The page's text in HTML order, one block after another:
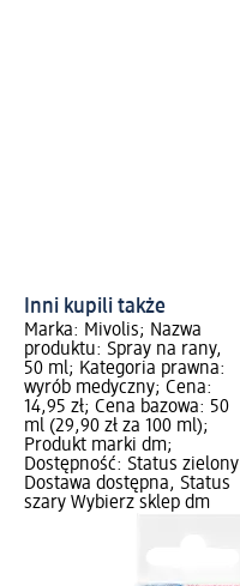
Inni kupili także
Marka: Mivolis; Nazwa
produktu: Spray na rany,
50 ml; Kategoria prawna:
wyrób medyczny; Cena:
14,95 zł; Cena bazowa: 50
ml (29,90 zł za 100 ml);
Produkt marki dm;
Dostępność: Status zielony
Dostawa dostępna, Status
szary Wybierz sklep dm